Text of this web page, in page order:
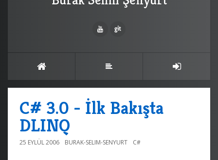
C# 3.0 - İlk Bakışta
DLINQ
25 EYLÜL 2006 BURAK-SELIM-SENYURT C#